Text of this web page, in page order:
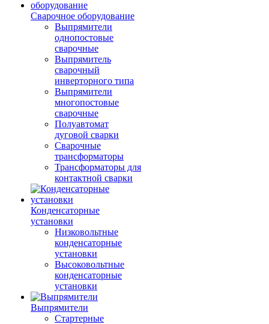
Сварочное оборудование
Выпрямители
однопостовые
сварочные
Выпрямитель
сварочный
инверторного типа
Выпрямители
многопостовые
сварочные
Полуавтомат
дуговой сварки
Сварочные
трансформаторы
Трансформаторы для
контактной сварки
Конденсаторные
установки
Низковольтные
конденсаторные
установки
Высоковольтные
конденсаторные
установки
Выпрямители
Стартерные